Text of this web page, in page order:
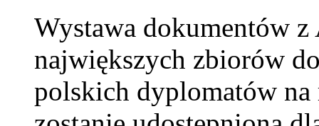
Wystawa dokumentów
największych zbiorów
polskich dyplomatów